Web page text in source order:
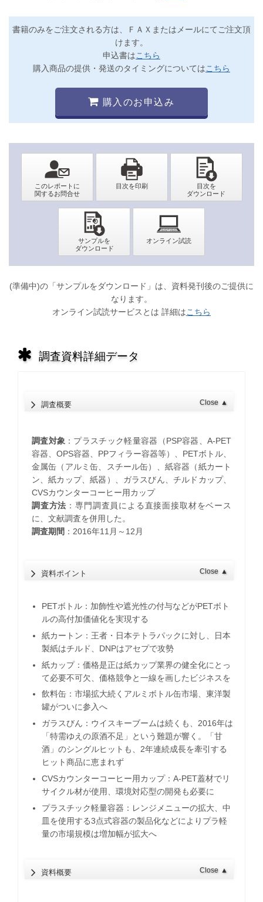
書籍のみをご注文される方は、ＦＡＸまたはメールにてご注文頂
けます。
申込書はこちら
購入商品の提供・発送のタイミングについてはこちら
購入のお申込み
(準備中)の「サンプルをダウンロード」は、資料発刊後のご提供に
なります。
オンライン試読サービスとは 詳細はこちら
調査資料詳細データ
調査概要 Close ▲
調査対象 ：プラスチック軽量容器（PSP容器、A-PET
容器、OPS容器、PPフィラー容器等）、PETボトル、
金属缶（アルミ缶、スチール缶）、紙容器（紙カート
ン、紙カップ、紙器）、ガラスびん、チルドカップ、
CVSカウンターコーヒー用カップ
調査方法 ：専門調査員による直接面接取材をベース
に、文献調査を併用した。
調査期間 ：2016年11月～12月
資料ポイント Close ▲
PETボトル：加飾性や遮光性の付与などがPETボト
ルの高付加価値化を実現する
紙カートン：王者・日本テトラパックに対し、日本
製紙はチルド、DNPはアセプで攻勢
紙カップ：価格是正は紙カップ業界の健全化にとっ
て必要不可欠、価格競争と一線を画したビジネスを
飲料缶：市場拡大続くアルミボトル缶市場、東洋製
罐がついに参入へ
ガラスびん：ウイスキーブームは続くも、2016年は
「特需ゆえの原酒不足」という難題が響く。「甘
酒」のシングルヒットも、2年連続成長を牽引する
ヒット商品に恵まれず
CVSカウンターコーヒー用カップ：A-PET蓋材でリ
サイクル材が使用、環境対応型の開発も必要に
プラスチック軽量容器：レンジメニューの拡大、中
皿を使用する3点式容器の製品化などによりプラ軽
量の市場規模は増加幅が拡大へ
資料概要 Close ▲